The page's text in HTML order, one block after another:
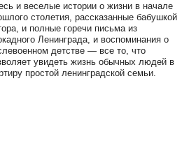
и веселые истории о жизни в начале
столетия, рассказанные бабушкой
и полные горечи письма из
Ленинграда, и воспоминания о
детстве — все то, что
увидеть жизнь обычных людей в
простой ленинградской семьи.